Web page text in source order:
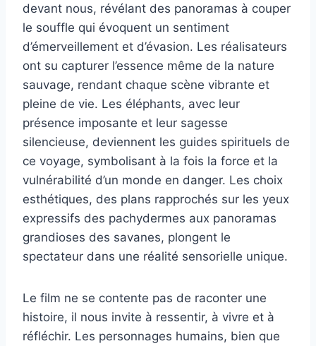
devant nous, révélant des panoramas à couper
le souffle qui évoquent un sentiment
d’émerveillement et d’évasion. Les réalisateurs
ont su capturer l’essence même de la nature
sauvage, rendant chaque scène vibrante et
pleine de vie. Les éléphants, avec leur
présence imposante et leur sagesse
silencieuse, deviennent les guides spirituels de
ce voyage, symbolisant à la fois la force et la
vulnérabilité d’un monde en danger. Les choix
esthétiques, des plans rapprochés sur les yeux
expressifs des pachydermes aux panoramas
grandioses des savanes, plongent le
spectateur dans une réalité sensorielle unique.
Le film ne se contente pas de raconter une
histoire, il nous invite à ressentir, à vivre et à
réfléchir. Les personnages humains, bien que